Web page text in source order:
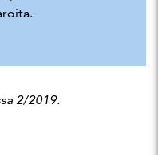
2/2019.